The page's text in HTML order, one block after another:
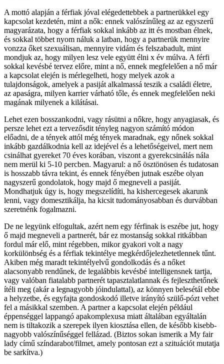
A mottó alapján a férfiak jóval elégedettebbek a partnerükkel egy
kapcsolat kezdetén, mint a nők: ennek valószínűleg az az egyszerű
magyarázata, hogy a férfiak sokkal inkább az itt és mostban élnek,
és sokkal többet nyom náluk a latban, hogy a partnerük mennyire
vonzza őket szexuálisan, mennyire vidám és felszabadult, mint
mondjuk az, hogy milyen lesz vele együtt élni x év múlva. A férfi
sokkal kevésbé tervez előre, mint a nő, ennek megfelelően a nő már
a kapcsolat elején is mérlegelheti, hogy melyek azok a
tulajdonságok, amelyek a pasiját alkalmassá teszik a családi életre,
az apaságra, milyen karrier várható tőle, és ennek megfelelően neki
magának milyenek a kilátásai.
Lehet ezen bosszankodni, vagy rásütni a nőkre, hogy anyagiasak, és
persze lehet ezt a tervezősdit tényleg nagyon számító módon
előadni, de a tények attól még tények maradnak, egy nőnek sokkal
inkább gazdálkodnia kell az idejével és a lehetőségeivel, mert nem
csinálhat gyereket 70 éves korában, viszont a gyerekcsinálás nála
nem merül ki 5-10 percben. Magyarul: a nő ösztönösen és tudatosan
is hosszabb távra tekint, és ennek fényében jutnak eszébe olyan
nagyszerű gondolatok, hogy majd ő megneveli a pasiját.
Mondhatjuk úgy is, hogy megszelídíti, ha kishercegesek akarunk
lenni, vagy domesztikálja, ha kicsit tudományosabban és durvábban
szeretnénk fogalmazni.
De ne legyünk elfogultak, azért nem egy férfinak is eszébe jut, hogy
ő majd megneveli a partnerét, bár ez mostanság sokkal ritkábban
fordul már elő, mint régebben, mikor gyakori volt a nagy
korkülönbség és a férfiak tekintélye megkérdőjelezhetetlennek tűnt.
Akiben még maradt tekintélyelvű gondolkodás és a nőket
alacsonyabb rendűnek, de legalábbis kevésbé intelligensnek tartja,
vagy valóban fiatalabb partnerét tapasztalatlannak és fejleszthetőnek
ítéli meg (akár a legnagyobb jóindulattal), az könnyen belesétál ebbe
a helyzetbe, és egyfajta gondoskodó illetve irányító szülő-pózt vehet
fel a másikkal szemben. A partner a kapcsolat elején például
éppenséggel lappangó apakomplexusa miatt általában egyáltalán
nem is tiltakozik a szerepek ilyen kiosztása ellen, de később kisebb-
nagyobb valószínűséggel fellázad. (Biztos sokan ismerik a My fair
lady című színdarabot/filmet, amely pontosan ezt a szituációt mutatja
be sarkítva.)